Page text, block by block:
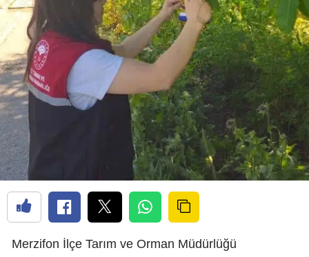
Merzifon İlçe Tarım ve Orman Müdürlüğü